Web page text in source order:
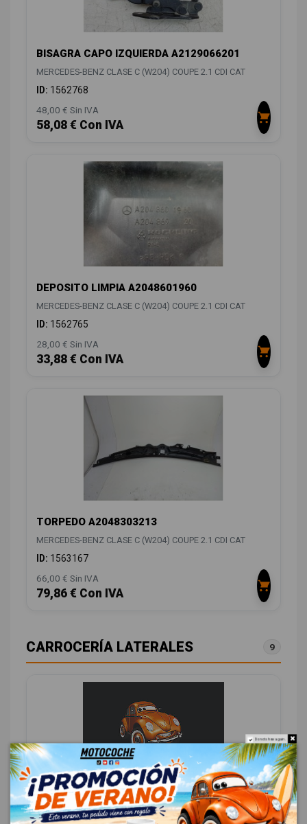
BISAGRA CAPO IZQUIERDA A2129066201
MERCEDES-BENZ CLASE C (W204) COUPE 2.1 CDI CAT
ID: 1562768
48,00 € Sin IVA
58,08 € Con IVA
DEPOSITO LIMPIA A2048601960
MERCEDES-BENZ CLASE C (W204) COUPE 2.1 CDI CAT
ID: 1562765
28,00 € Sin IVA
33,88 € Con IVA
TORPEDO A2048303213
MERCEDES-BENZ CLASE C (W204) COUPE 2.1 CDI CAT
ID: 1563167
66,00 € Sin IVA
79,86 € Con IVA
CARROCERÍA LATERALES 9
Do not show again.